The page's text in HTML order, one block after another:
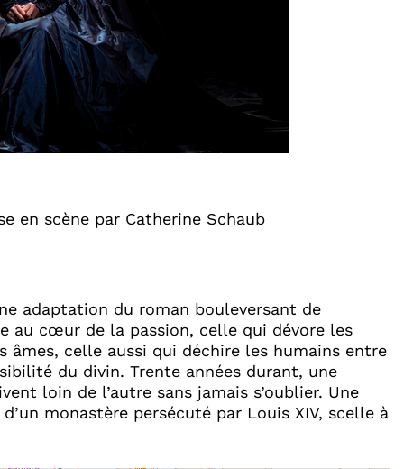
en scène par Catherine Schaub
adaptation du roman bouleversant de
au cœur de la passion, celle qui dévore les
celle aussi qui déchire les humains entre
du divin. Trente années durant, une
loin de l’autre sans jamais s’oublier. Une
monastère persécuté par Louis XIV, scelle à